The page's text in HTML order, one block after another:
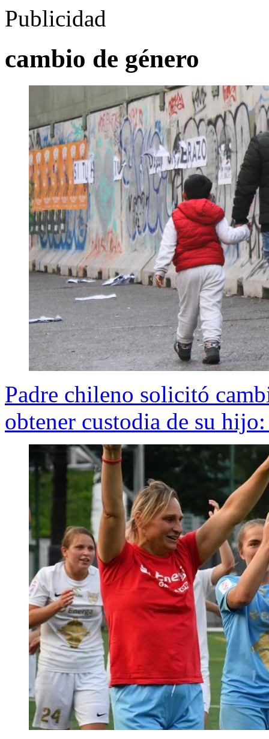
Publicidad
cambio de género
Padre chileno solicitó
obtener custodia de su